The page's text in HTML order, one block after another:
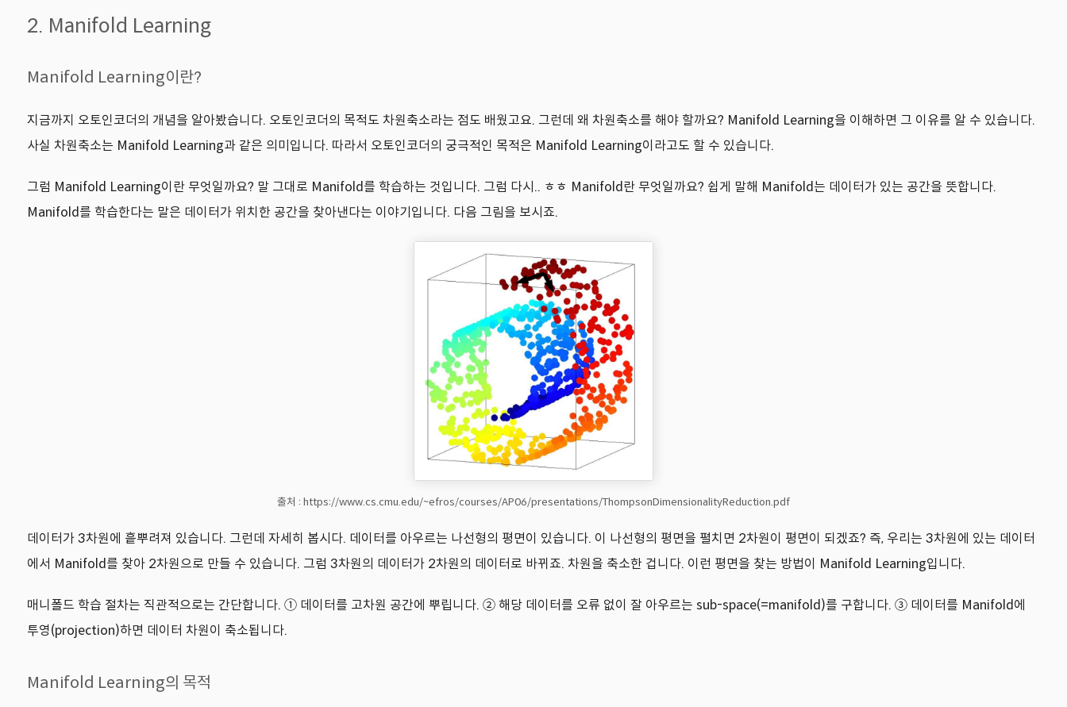
2. Manifold Learning
Manifold Learning이란?
지금까지 오토인코더의 개념을 알아봤습니다. 오토인코더의 목적도 차원축소라는 점도 배웠고요. 그런데 왜 차원축소를 해야 할까요? Manifold Learning을 이해하면 그 이유를 알 수 있습니다.
사실 차원축소는 Manifold Learning과 같은 의미입니다. 따라서 오토인코더의 궁극적인 목적은 Manifold Learning이라고도 할 수 있습니다.
그럼 Manifold Learning이란 무엇일까요? 말 그대로 Manifold를 학습하는 것입니다. 그럼 다시.. ㅎㅎ Manifold란 무엇일까요? 쉽게 말해 Manifold는 데이터가 있는 공간을 뜻합니다.
Manifold를 학습한다는 말은 데이터가 위치한 공간을 찾아낸다는 이야기입니다. 다음 그림을 보시죠.
출처 : https://www.cs.cmu.edu/~efros/courses/AP06/presentations/ThompsonDimensionalityReduction.pdf
데이터가 3차원에 흩뿌려져 있습니다. 그런데 자세히 봅시다. 데이터를 아우르는 나선형의 평면이 있습니다. 이 나선형의 평면을 펼치면 2차원이 평면이 되겠죠? 즉, 우리는 3차원에 있는 데이터
에서 Manifold를 찾아 2차원으로 만들 수 있습니다. 그럼 3차원의 데이터가 2차원의 데이터로 바뀌죠. 차원을 축소한 겁니다. 이런 평면을 찾는 방법이 Manifold Learning입니다.
매니폴드 학습 절차는 직관적으로는 간단합니다. ① 데이터를 고차원 공간에 뿌립니다. ② 해당 데이터를 오류 없이 잘 아우르는 sub-space(=manifold)를 구합니다. ③ 데이터를 Manifold에
투영(projection)하면 데이터 차원이 축소됩니다.
Manifold Learning의 목적